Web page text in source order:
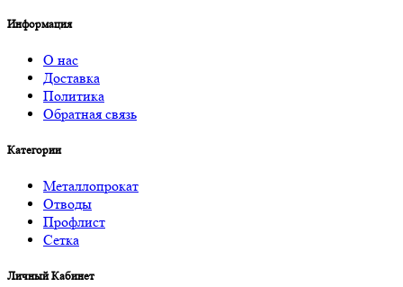
Информация
О нас
Доставка
Политика
Обратная связь
Категории
Металлопрокат
Отводы
Профлист
Сетка
Личный Кабинет